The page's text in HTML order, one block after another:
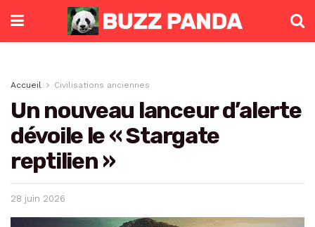
Accueil Civilisations anciennes
Un nouveau lanceur d’alerte
dévoile le « Stargate
reptilien »
28 juin 2026